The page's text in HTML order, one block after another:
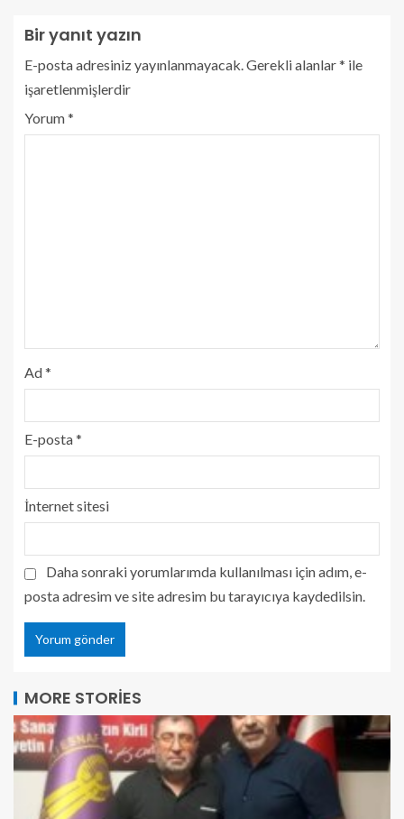
Bir yanıt yazın
E-posta adresiniz yayınlanmayacak.Gerekli alanlar* ile
işaretlenmişlerdir
Yorum*
Ad*
E-posta*
İnternet sitesi
Daha sonraki yorumlarımda kullanılması için adım, e-
posta adresim ve site adresim bu tarayıcıya kaydedilsin.
MORE STORIES